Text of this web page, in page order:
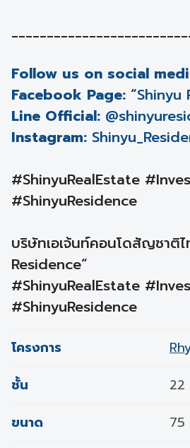
Follow us on social
Facebook Page: “Shinyu
Line Official:
Instagram:
#ShinyuRealEstate
#ShinyuResidence
บริษัทเอเจ้นท์คอนโดสัญชาติ
Residence“
#ShinyuRealEstate
#ShinyuResidence
โครงการ
ชั้น
22
ขนาด
75